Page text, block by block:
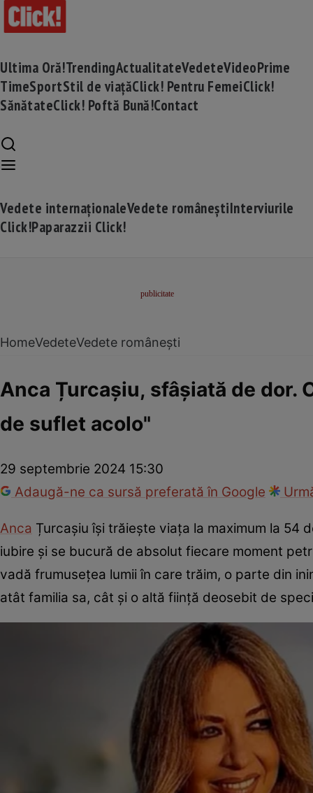
Ultima Oră!TrendingActualitateVedeteVideoPrime
TimeSportStil de viațăClick! Pentru FemeiClick!
SănătateClick! Poftă Bună!Contact
Vedete internaționaleVedete româneștiInterviurile
Click!Paparazzii Click!
HomeVedeteVedete românești
Anca Țurcașiu, sfâșiată de dor.
de suflet acolo"
29 septembrie 2024 15:30
Adaugă-ne ca sursă preferată în Google
Anca Țurcașiu își trăiește viața la maximum la 54
iubire și se bucură de absolut fiecare moment
vadă frumusețea lumii în care trăim, o parte din
atât familia sa, cât și o altă ființă deosebit de